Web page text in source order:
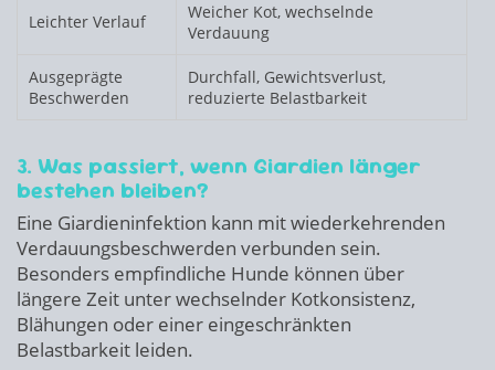
Leichter Verlauf
Weicher Kot, wechselnde
Verdauung
Ausgeprägte
Beschwerden
Durchfall, Gewichtsverlust,
reduzierte Belastbarkeit
3. Was passiert, wenn Giardien länger
bestehen bleiben?
Eine Giardieninfektion kann mit wiederkehrenden
Verdauungsbeschwerden verbunden sein.
Besonders empfindliche Hunde können über
längere Zeit unter wechselnder Kotkonsistenz,
Blähungen oder einer eingeschränkten
Belastbarkeit leiden.